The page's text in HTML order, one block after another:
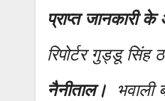
प्राप्त जानकारी
रिपोर्टर गुड्डू सिंह
नैनीताल।